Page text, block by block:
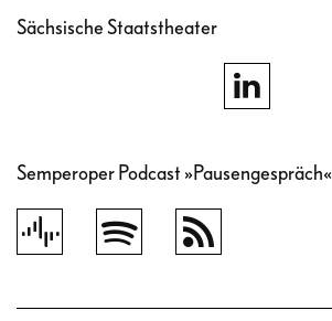
Sächsische Staatstheater
Semperoper Podcast »Pausengespräch«